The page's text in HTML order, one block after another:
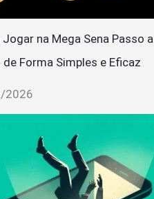
na Mega Sena Passo a
de Forma Simples e Eficaz
2026